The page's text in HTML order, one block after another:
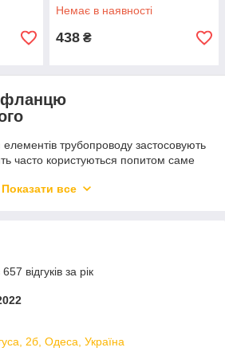
Немає в наявності
438 ₴
фланцю
трубопроводу застосовують
часто користуються попитом саме
ПЕ вироби можна застосовувати не
магазині Flapmarket за
фланців
і купити фланець
поліетиленових фланців:
Показати все
відгуків за рік
2б, Одеса, Україна